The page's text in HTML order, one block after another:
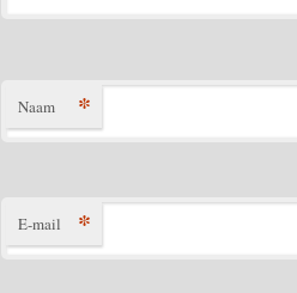
Naam *
E-mail *